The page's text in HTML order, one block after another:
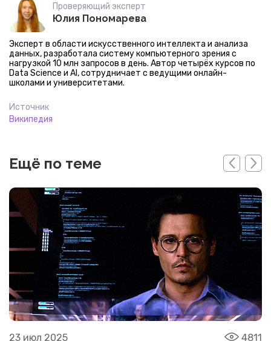
Проверяющий эксперт
Юлия Пономарева
Эксперт в области искусственного интеллекта и анализа
данных, разработала систему компьютерного зрения с
нагрузкой 10 млн запросов в день. Автор четырёх курсов по
Data Science и AI, сотрудничает с ведущими онлайн-
школами и университетами.
Источник
Википедия
Ещё по теме
23 июл 2025 4811